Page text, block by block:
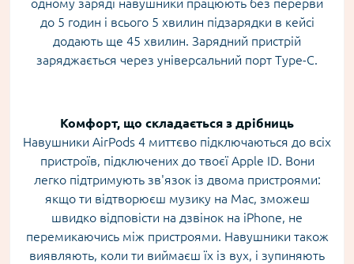
одному заряді навушники працюють без перерви
до 5 годин і всього 5 хвилин підзарядки в кейсі
додають ще 45 хвилин. Зарядний пристрій
заряджається через універсальний порт Type-C.
Комфорт, що складається з дрібниць
Навушники AirPods 4 миттєво підключаються до всіх
пристроїв, підключених до твоєї Apple ID. Вони
легко підтримують зв'язок із двома пристроями:
якщо ти відтворюєш музику на Mac, зможеш
швидко відповісти на дзвінок на iPhone, не
перемикаючись між пристроями. Навушники також
виявляють, коли ти виймаєш їх із вух, і зупиняють